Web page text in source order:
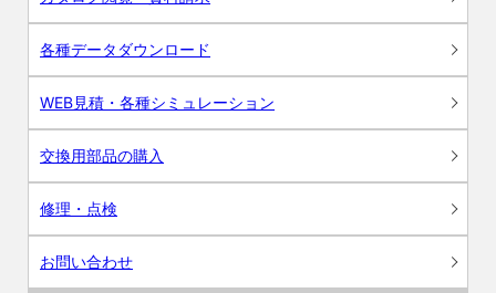
各種データダウンロード
WEB見積・各種シミュレーション
交換用部品の購入
修理・点検
お問い合わせ